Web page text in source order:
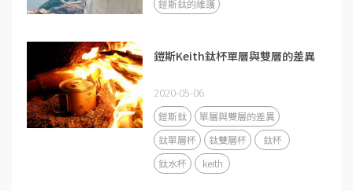
鎧斯鈦的維護
鎧斯Keith鈦杯單層與雙層的差異
2020-05-06
鎧斯鈦
單層與雙層的差異
鈦單層杯
鈦雙層杯
鈦杯
鈦水杯
keith